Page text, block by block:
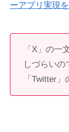
ーアプリ実現
「X」の一
しづらいの
「Twitter